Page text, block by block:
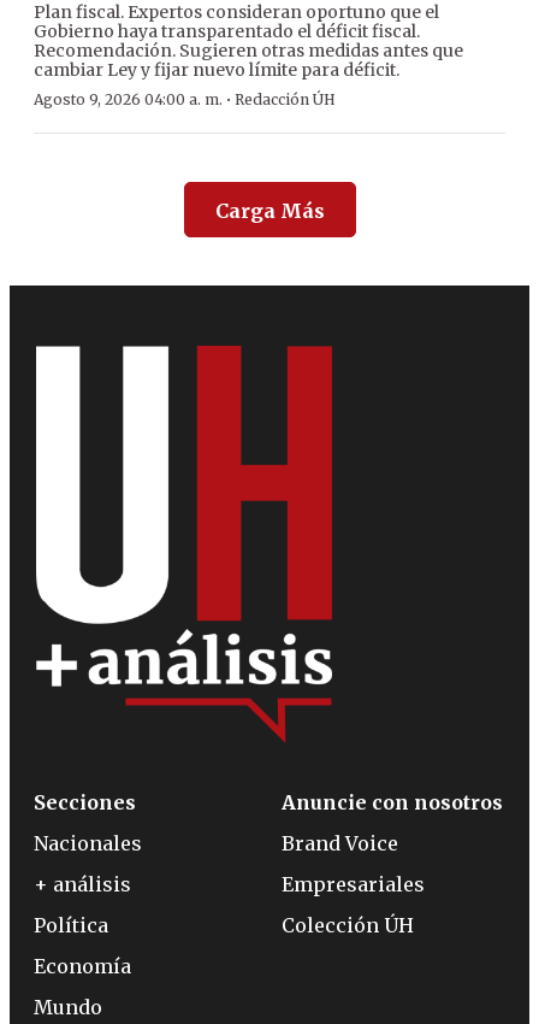
Plan fiscal. Expertos consideran oportuno que el
Gobierno haya transparentado el déficit fiscal.
Recomendación. Sugieren otras medidas antes que
cambiar Ley y fijar nuevo límite para déficit.
Agosto 9, 2026 04:00 a. m. · Redacción ÚH
Carga Más
Secciones
Nacionales
+ análisis
Política
Economía
Mundo
Anuncie con nosotros
Brand Voice
Empresariales
Colección ÚH